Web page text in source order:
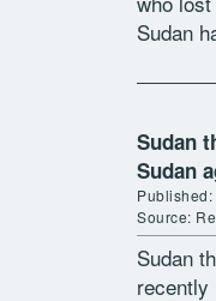
Sudan
Sudan
Sudan
Source:
Sudan
recently